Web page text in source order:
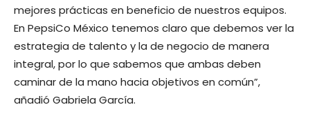
mejores prácticas en beneficio de nuestros equipos.
En PepsiCo México tenemos claro que debemos ver la
estrategia de talento y la de negocio de manera
integral, por lo que sabemos que ambas deben
caminar de la mano hacia objetivos en común”,
añadió Gabriela García.